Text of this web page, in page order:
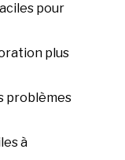
pour
plus
problèmes
à